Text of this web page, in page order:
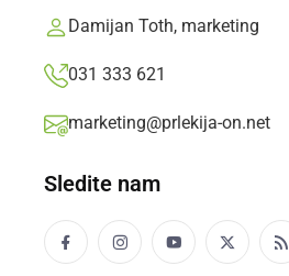
Damijan Toth, marketing
031 333 621
marketing@prlekija-on.net
Sledite nam